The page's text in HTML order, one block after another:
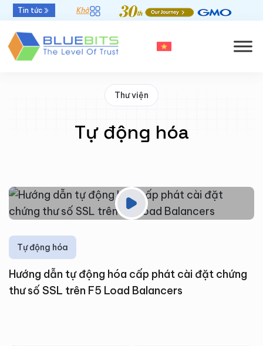
Tin tức Khởi đầu mới - Thời hạn chứng thư số 47 ngày
Thư viện
Tự động hóa
Tự động hóa
Hướng dẫn tự động hóa cấp phát cài đặt chứng
thư số SSL trên F5 Load Balancers